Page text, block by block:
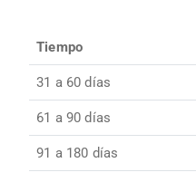
Tiempo
31 a 60 días
61 a 90 días
91 a 180 días